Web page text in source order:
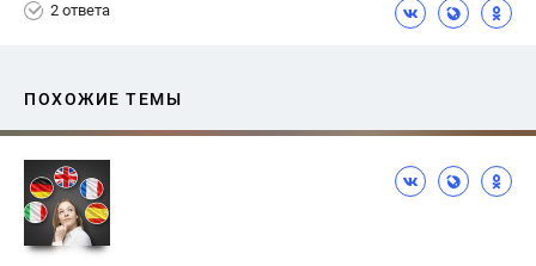
2 ответа
ПОХОЖИЕ ТЕМЫ